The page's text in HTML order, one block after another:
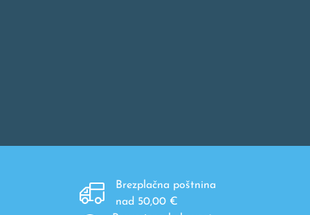
Brezplačna poštnina
nad 50,00 €